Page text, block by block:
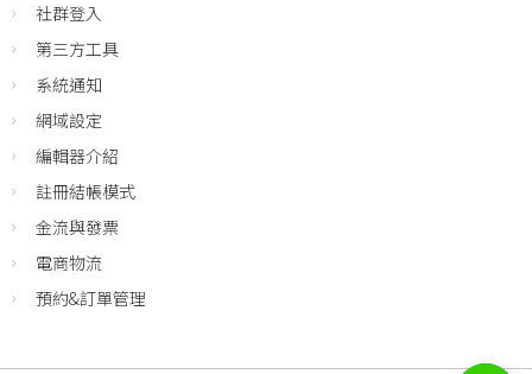
社群登入
第三方工具
系統通知
網域設定
編輯器介紹
註冊結帳模式
金流與發票
電商物流
預約&訂單管理